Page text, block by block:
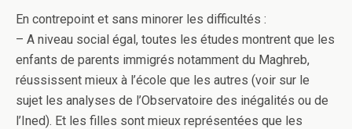
En contrepoint et sans minorer les difficultés :
– A niveau social égal, toutes les études montrent que les
enfants de parents immigrés notamment du Maghreb,
réussissent mieux à l’école que les autres (voir sur le
sujet les analyses de l’Observatoire des inégalités ou de
l’Ined). Et les filles sont mieux représentées que les